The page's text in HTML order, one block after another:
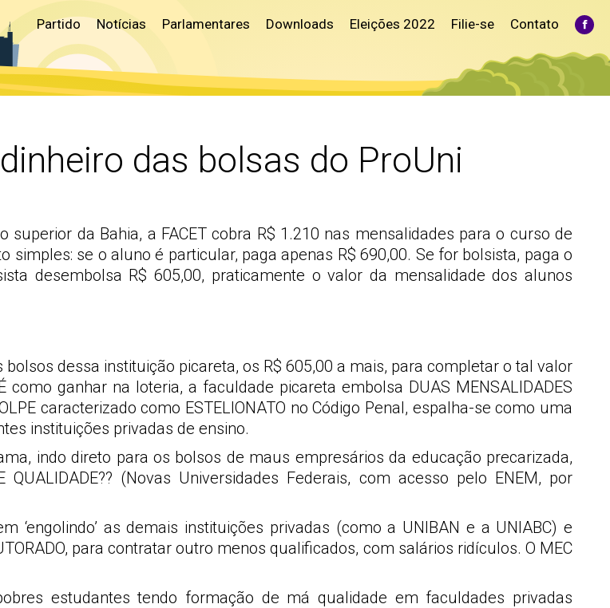
Partido Notícias Parlamentares Downloads Eleições 2022 Filie-se Contato
das bolsas do ProUni
da Bahia, a FACET cobra R$ 1.210 nas mensalidades para o curso de
se o aluno é particular, paga apenas R$ 690,00. Se for bolsista, paga o
desembolsa R$ 605,00, praticamente o valor da mensalidade dos alunos
bolsos dessa instituição picareta, os R$ 605,00 a mais, para completar o tal valor
ganhar na loteria, a faculdade picareta embolsa DUAS MENSALIDADES
caracterizado como ESTELIONATO no Código Penal, espalha-se como uma
instituições privadas de ensino.
indo direto para os bolsos de maus empresários da educação precarizada,
QUALIDADE?? (Novas Universidades Federais, com acesso pelo ENEM, por
‘engolindo’ as demais instituições privadas (como a UNIBAN e a UNIABC) e
para contratar outro menos qualificados, com salários ridículos. O MEC
estudantes tendo formação de má qualidade em faculdades privadas